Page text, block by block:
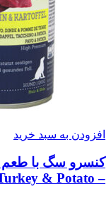
افزودن به سبد خرید
کنسرو سگ با طعم
– Turkey & Potato